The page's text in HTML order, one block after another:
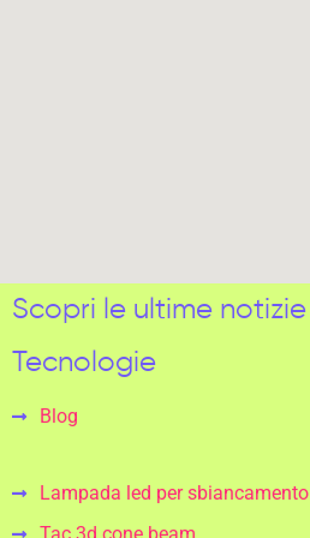
Scopri le ultime notizie
Tecnologie
Blog
Lampada led per sbiancamento